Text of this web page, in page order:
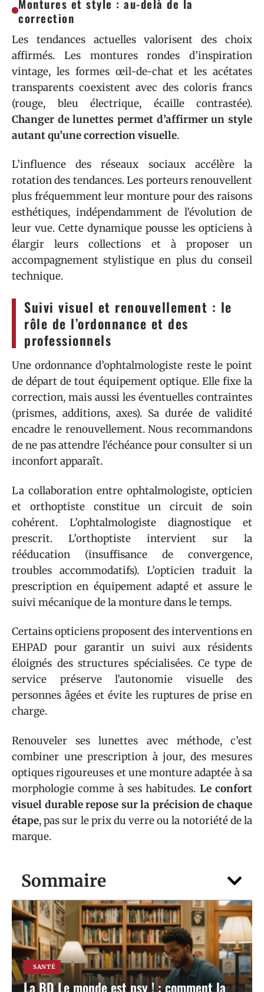
Sommaire
SANTÉ
La BD Le monde est psy ! : comment la
correction
Les tendances actuelles valorisent des choix
affirmés. Les montures rondes d’inspiration
vintage, les formes œil-de-chat et les acétates
transparents coexistent avec des coloris francs
(rouge, bleu électrique, écaille contrastée).
Changer de lunettes permet d’affirmer un style
autant qu’une correction visuelle.
L’influence des réseaux sociaux accélère la
rotation des tendances. Les porteurs renouvellent
plus fréquemment leur monture pour des raisons
esthétiques, indépendamment de l’évolution de
leur vue. Cette dynamique pousse les opticiens à
élargir leurs collections et à proposer un
accompagnement stylistique en plus du conseil
technique.
Suivi visuel et renouvellement : le
rôle de l’ordonnance et des
professionnels
Une ordonnance d’ophtalmologiste reste le point
de départ de tout équipement optique. Elle fixe la
correction, mais aussi les éventuelles contraintes
(prismes, additions, axes). Sa durée de validité
encadre le renouvellement. Nous recommandons
de ne pas attendre l’échéance pour consulter si un
inconfort apparaît.
La collaboration entre ophtalmologiste, opticien
et orthoptiste constitue un circuit de soin
cohérent. L’ophtalmologiste diagnostique et
prescrit. L’orthoptiste intervient sur la
rééducation (insuffisance de convergence,
troubles accommodatifs). L’opticien traduit la
prescription en équipement adapté et assure le
suivi mécanique de la monture dans le temps.
Certains opticiens proposent des interventions en
EHPAD pour garantir un suivi aux résidents
éloignés des structures spécialisées. Ce type de
service préserve l’autonomie visuelle des
personnes âgées et évite les ruptures de prise en
charge.
Renouveler ses lunettes avec méthode, c’est
combiner une prescription à jour, des mesures
optiques rigoureuses et une monture adaptée à sa
morphologie comme à ses habitudes. Le confort
visuel durable repose sur la précision de chaque
étape, pas sur le prix du verre ou la notoriété de la
marque.